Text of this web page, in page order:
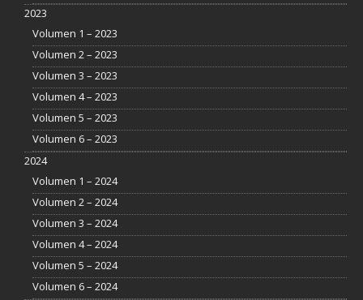
2023
Volumen 1 – 2023
Volumen 2 – 2023
Volumen 3 – 2023
Volumen 4 – 2023
Volumen 5 – 2023
Volumen 6 – 2023
2024
Volumen 1 – 2024
Volumen 2 – 2024
Volumen 3 – 2024
Volumen 4 – 2024
Volumen 5 – 2024
Volumen 6 – 2024